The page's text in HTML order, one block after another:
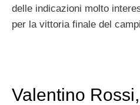
delle indicazioni molto
per la vittoria finale del
Valentino